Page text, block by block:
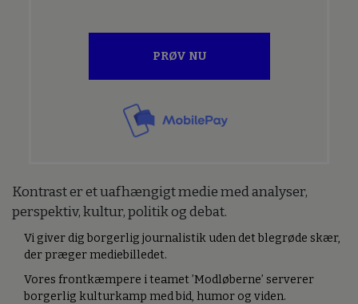
PRØV NU
Kontrast er et uafhængigt medie med analyser,
perspektiv, kultur, politik og debat.
Vi giver dig borgerlig journalistik uden det blegrøde skær,
der præger mediebilledet.
Vores frontkæmpere i teamet ’Modløberne’ serverer
borgerlig kulturkamp med bid, humor og viden.